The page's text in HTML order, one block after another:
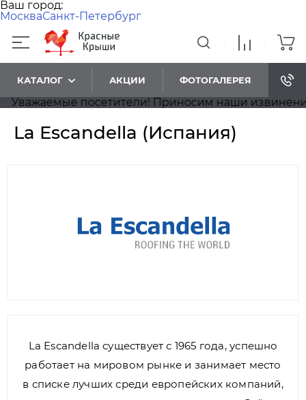
Ваш город:
МоскваСанкт-Петербург
КАТАЛОГ АКЦИИ ФОТОГАЛЕРЕЯ
наши извинения, на сайте идёт
La Escandella (Испания)
La Escandella существует с 1965 года, успешно
работает на мировом рынке и занимает место
в списке лучших среди европейских компаний,